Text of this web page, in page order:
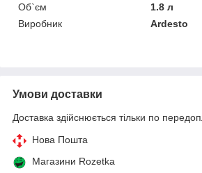
Об`єм
1.8 л
Виробник
Ardesto
Умови доставки
Доставка здійснюється тільки по
Нова Пошта
Магазини Rozetka